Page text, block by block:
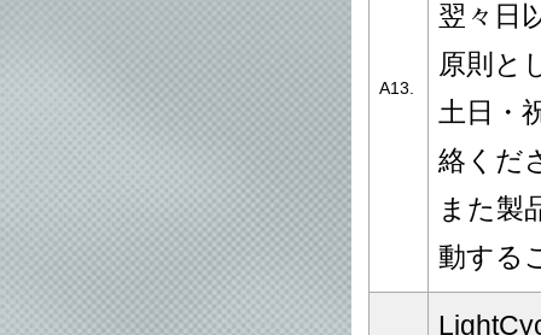
A13.
翌々日
原則と
土日・
絡くだ
また製
動する